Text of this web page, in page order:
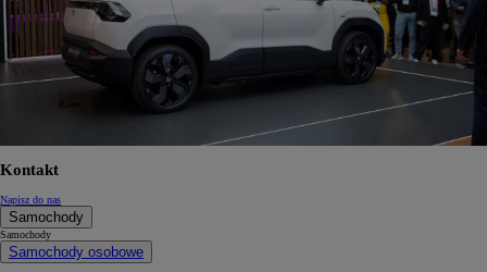
Kontakt
Napisz do nas
Samochody
Samochody
Samochody osobowe